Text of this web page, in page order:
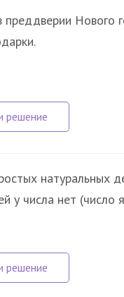
преддверии Нового
натуральных
у числа нет (число